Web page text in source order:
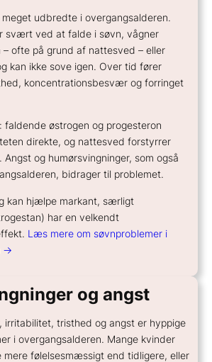
udbredte i overgangsalderen.
svært ved at falde i søvn, vågner
ofte på grund af nattesved – eller
kan ikke sove igen. Over tid fører
koncentrationsbesvær og forringet
faldende østrogen og progesteron
direkte, og nattesved forstyrrer
Angst og humørsvingninger, som også
bidrager til problemet.
kan hjælpe markant, særligt
har en velkendt
Læs mere om søvnproblemer i
→
og angst
irritabilitet, tristhed og angst er hyppige
i overgangsalderen. Mange kvinder
mere følelsesmæssigt end tidligere, eller